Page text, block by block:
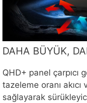
DAHA BÜYÜK,
QHD+ panel çarpıcı
tazeleme oranı
sağlayarak